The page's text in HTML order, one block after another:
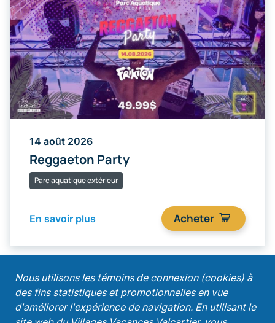
14 août 2026
Reggaeton Party
Parc aquatique extérieur
Acheter
En savoir plus
Nous utilisons les témoins de connexion (cookies) à
des fins statistiques et promotionnelles en vue
d'améliorer l'expérience de navigation. En utilisant le
Recevez nos promotions!